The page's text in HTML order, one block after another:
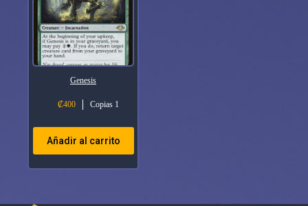
Genesis
₡400 Copias 1
Añadir al carrito